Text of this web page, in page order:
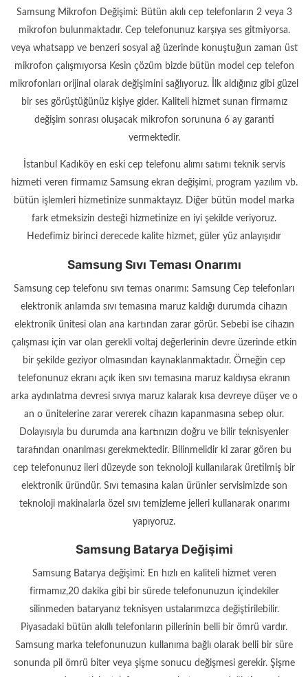
Samsung Mikrofon Değişimi: Bütün akılı cep telefonların 2 veya 3
mikrofon bulunmaktadır. Cep telefonunuz karşıya ses gitmiyorsa.
veya whatsapp ve benzeri sosyal ağ üzerinde konuştuğun zaman üst
mikrofon çalışmıyorsa Kesin çözüm bizde bütün model cep telefon
mikrofonları orijinal olarak değişimini sağlıyoruz. İlk aldığınız gibi güzel
bir ses görüştüğünüz kişiye gider. Kaliteli hizmet sunan firmamız
değişim sonrası oluşacak mikrofon sorununa 6 ay garanti
vermektedir.
İstanbul Kadıköy en eski cep telefonu alımı satımı teknik servis
hizmeti veren firmamız Samsung ekran değişimi, program yazılım vb.
bütün işlemleri hizmetinize sunmaktayız. Diğer bütün model marka
fark etmeksizin desteği hizmetinize en iyi şekilde veriyoruz.
Hedefimiz birinci derecede kalite hizmet, güler yüz anlayışıdır
Samsung Sıvı Teması Onarımı
Samsung cep telefonu sıvı temas onarımı: Samsung Cep telefonları
elektronik anlamda sıvı temasına maruz kaldığı durumda cihazın
elektronik ünitesi olan ana kartından zarar görür. Sebebi ise cihazın
çalışması için var olan gerekli voltaj değerlerinin devre üzerinde etkin
bir şekilde geziyor olmasından kaynaklanmaktadır. Örneğin cep
telefonunuz ekranı açık iken sıvı temasına maruz kaldıysa ekranın
arka aydınlatma devresi sıvıya maruz kalarak kısa devreye düşer ve o
an o ünitelerine zarar vererek cihazın kapanmasına sebep olur.
Dolayısıyla bu durumda ana kartınızın doğru ve bilir teknisyenler
tarafından onarılması gerekmektedir. Bilinmelidir ki zarar gören bu
cep telefonunuz ileri düzeyde son teknoloji kullanılarak üretilmiş bir
elektronik üründür. Sıvı temasına kalan ürünler servisimizde son
teknoloji makinalarla özel sıvı temizleme jelleri kullanarak onarımı
yapıyoruz.
Samsung Batarya Değişimi
Samsung Batarya değişimi: En hızlı en kaliteli hizmet veren
firmamız,20 dakika gibi bir sürede telefonunuzun içindekiler
silinmeden bataryanız teknisyen ustalarımızca değiştirilebilir.
Piyasadaki bütün akıllı telefonların pillerinin belli bir ömrü vardır.
Samsung marka telefonunuzun kullanıma bağlı olarak belli bir süre
sonunda pil ömrü biter veya şişme sonucu değişmesi gerekir. Şişme